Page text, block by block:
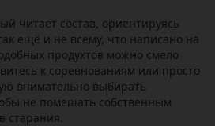
читает состав, ориентируясь
ещё и не всему, что написано на
продуктов можно смело
к соревнованиям или просто
внимательно выбирать
не помешать собственным
старания.